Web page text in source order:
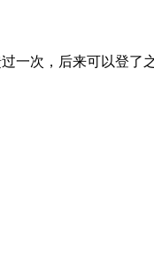
次，后来可以登了